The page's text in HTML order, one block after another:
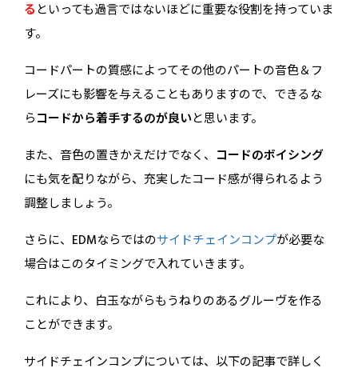
る といっても過言ではないほどに重要な役割を持っていま
す。
コードパートの質感によってその他のパートの音色＆フ
レーズにも影響を与えることもありますので、できるな
らコードから着手するのが良いと思います。
また、音色の置きかえだけでなく、 コードのボイシング
にも気を配りながら、充実したコード感が得られるよう
調整しましょう。
さらに、EDMならではのサイドチェインコンプが必要な
場合はこのタイミングで入れていきます。
これにより、白玉ながらもうねりのあるグルーヴを作る
ことができます。
サイドチェインコンプについては、以下の記事で詳しく